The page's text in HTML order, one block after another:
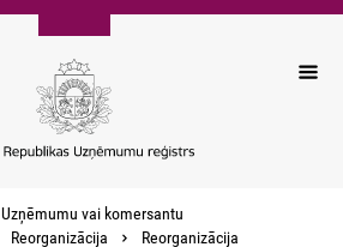
Uzņēmumu vai komersantu
Reorganizācija
Reorganizācija